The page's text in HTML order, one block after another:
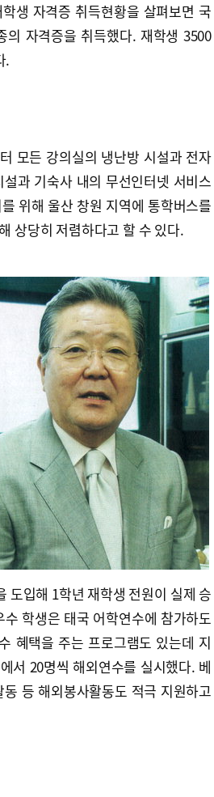
생 자격증 취득현황을 살펴보면 국
의 자격증을 취득했다. 재학생 3500
.
모든 강의실의 냉난방 시설과 전자
과 기숙사 내의 무선인터넷 서비스
위해 울산 창원 지역에 통학버스를
상당히 저렴하다고 할 수 있다.
입해 1학년 재학생 전원이 실제 승
학생은 태국 어학연수에 참가하도
혜택을 주는 프로그램도 있는데 지
서 20명씩 해외연수를 실시했다. 베
등 해외봉사활동도 적극 지원하고